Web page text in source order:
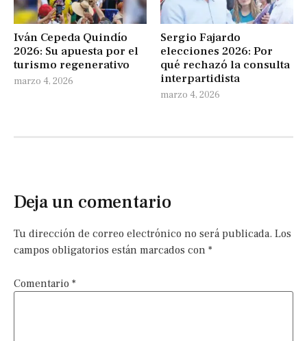
Iván Cepeda Quindío
2026: Su apuesta por el
turismo regenerativo
marzo 4, 2026
Sergio Fajardo
elecciones 2026: Por
qué rechazó la consulta
interpartidista
marzo 4, 2026
Deja un comentario
Tu dirección de correo electrónico no será publicada. Los
campos obligatorios están marcados con *
Comentario *